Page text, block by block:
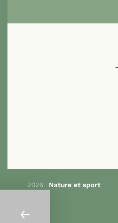
2026 | Nature et sport